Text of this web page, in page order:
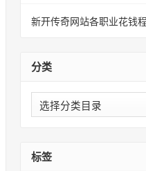
新开传奇网站各职业花钱
分类
分
类
标签